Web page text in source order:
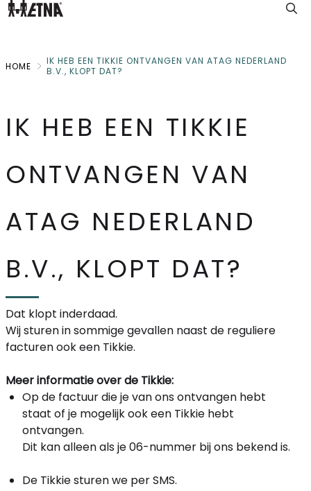
Skip
HOME
IK HEB EEN TIKKIE ONTVANGEN VAN ATAG NEDERLAND
B.V., KLOPT DAT?
IK HEB EEN TIKKIE
ONTVANGEN VAN
ATAG NEDERLAND
B.V., KLOPT DAT?
Dat klopt inderdaad.
Wij sturen in sommige gevallen naast de reguliere
facturen ook een Tikkie.
Meer informatie over de Tikkie:
Op de factuur die je van ons ontvangen hebt
staat of je mogelijk ook een Tikkie hebt
ontvangen.
Dit kan alleen als je 06-nummer bij ons bekend is.
De Tikkie sturen we per SMS.